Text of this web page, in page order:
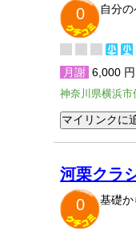
0
自分
月謝 6,000 円
神奈川県横浜市
河栗クラ
0
基礎